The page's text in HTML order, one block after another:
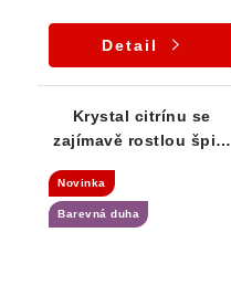
Detail
Krystal citrínu se
zajímavě rostlou špicí
Novinka
Barevná duha